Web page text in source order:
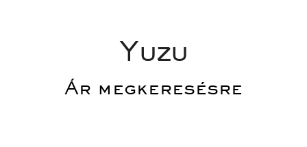
Yuzu
Ár megkeresésre